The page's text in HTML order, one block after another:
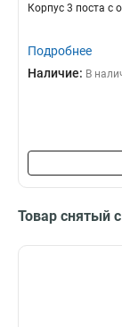
Корпус 3 поста с
Подробнее
Наличие: В
Товар снятый